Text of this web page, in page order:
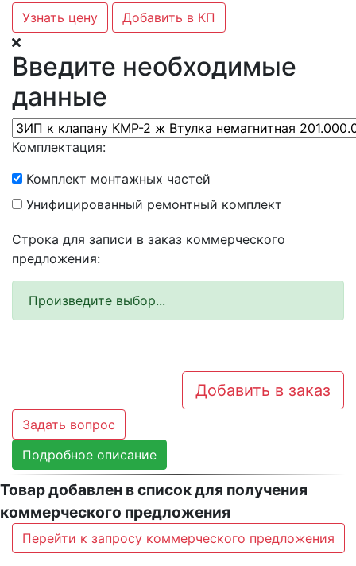
Узнать цену Добавить в КП
Введите необходимые
данные
Комплектация:
Комплект монтажных частей
Унифицированный ремонтный комплект
Строка для записи в заказ коммерческого
предложения:
Произведите выбор...
Добавить в заказ
Задать вопрос
Подробное описание
Товар добавлен в список для получения
коммерческого предложения
Перейти к запросу коммерческого предложения